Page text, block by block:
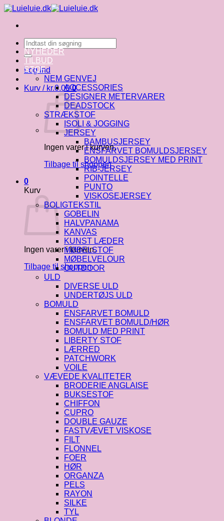
Fortsæt
indhold
Søg
efter:
Log ind
Kurv / kr.0.00 0
Ingen varer i kurven.
Tilbage til shoppen
0
Kurv
Ingen varer i kurven.
Tilbage til shoppen
NYHEDER
TILBUD
STOF
NEM GENVEJ
ACCESSORIES
DESIGNER METERVARER
DEADSTOCK
STRÆKSTOF
ISOLI & JOGGING
JERSEY
BAMBUSJERSEY
ENSFARVET BOMULDSJERSEY
BOMULDSJERSEY MED PRINT
RIB-JERSEY
POINTELLE
PUNTO
VISKOSEJERSEY
BOLIGTEKSTIL
GOBELIN
HALVPANAMA
KANVAS
KUNST LÆDER
MØBELSTOF
MØBELVELOUR
OUTDOOR
ULD
DIVERSE ULD
UNDERTØJS ULD
BOMULD
ENSFARVET BOMULD
ENSFARVET BOMULD/HØR
BOMULD MED PRINT
LIBERTY STOF
LÆRRED
PATCHWORK
VOILE
VÆVEDE KVALITETER
BRODERIE ANGLAISE
BUKSESTOF
CHIFFON
CUPRO
DOUBLE GAUZE
FASTVÆVET VISKOSE
FILT
FLONNEL
FOER
HØR
ORGANZA
PELS
RAYON
SILKE
TYL